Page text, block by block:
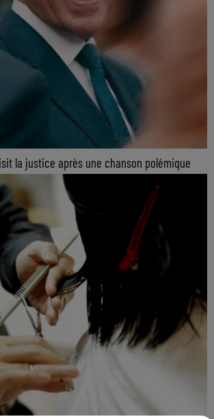
la justice après une chanson polémique